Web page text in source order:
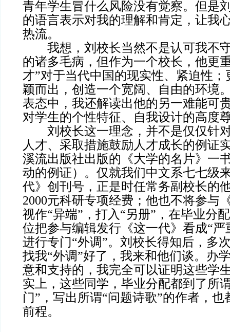
青年学生冒什么风险没有觉察。但是
的语言表示对我的理解和肯定，让我
热流。
我想，刘校长当然不是认可我不
的诸多毛病，但作为一个校长，他更
才”对于当代中国的现实性、紧迫性
颖而出，创造一个宽阔、自由的环境
表态中，我还解读出他的另一难能可
对学生的个性特征、自我设计的高度
刘校长这一理念，并不是仅仅针
人才、采取措施鼓励人才成长的例证
溪流出版社出版的《大学的名片》一
动的例证）。仅就我们中文系七七级
代》创刊号，正是时任常务副校长的
2000元科研专项经费；他也不将参与
视作“异端”，打入“另册”，在毕业分
位把参与编辑发行《这一代》看成“严
进行专门“外调”。刘校长得知后，多
找我“外调”好了，我来和他们谈。办
意和支持的，我完全可以证明这些学
实上，这些同学，毕业分配都到了所
门”，写出所谓“问题诗歌”的作者，
前程。